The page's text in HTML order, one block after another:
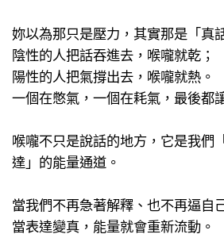
妳以為那只是壓力，其實那是「真
陰性的人把話吞進去，喉嚨就乾；
陽性的人把氣撐出去，喉嚨就熱。
一個在憋氣，一個在耗氣，最後都
喉嚨不只是說話的地方，它是我們
達」的能量通道。
當我們不再急著解釋、也不再逼自
當表達變真，能量就會重新流動。